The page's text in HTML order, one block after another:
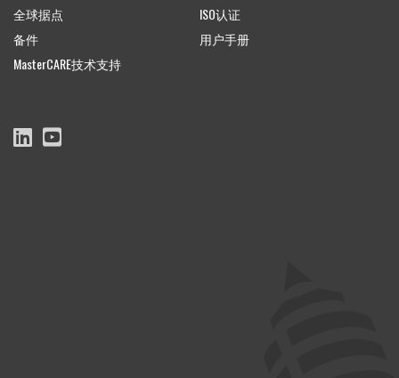
全球据点
备件
MasterCARE技术支持
ISO认证
用户手册